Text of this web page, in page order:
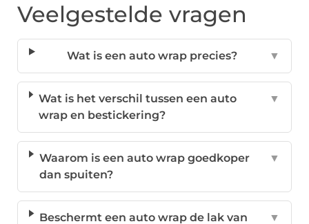
Veelgestelde vragen
Wat is een auto wrap precies? ▼
Wat is het verschil tussen een auto
wrap en bestickering?
▼
Waarom is een auto wrap goedkoper
dan spuiten?
▼
Beschermt een auto wrap de lak van
▼